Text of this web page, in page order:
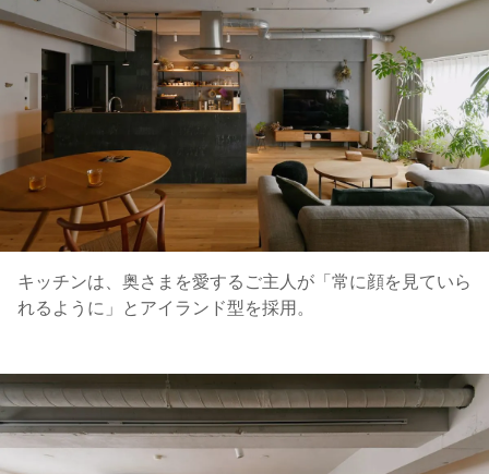
キッチンは、奥さまを愛するご主人が「常に顔を見ていら
れるように」とアイランド型を採用。